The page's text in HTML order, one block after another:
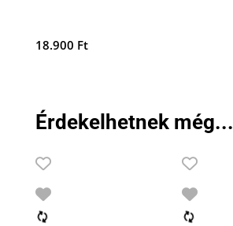
18.900 Ft
Érdekelhetnek még...